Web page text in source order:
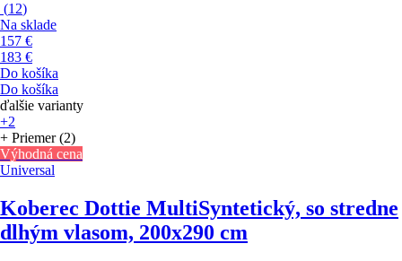
(12)
Na sklade
157 €
183 €
Do košíka
Do košíka
ďalšie varianty
+2
+ Priemer (2)
Výhodná cena
Universal
Koberec Dottie MultiSyntetický, so stredne
dlhým vlasom, 200x290 cm